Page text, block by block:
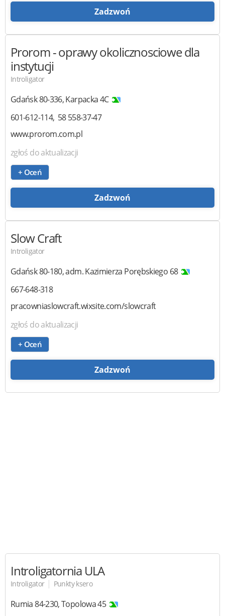
Zadzwoń
Prorom- oprawy okolicznosciowe dla
instytucji
Introligator
Gdańsk80-336,Karpacka 4C
601-612-114 58 558-37-47
www.prorom.com.pl
zgłoś do aktualizacji
+ Oceń
Zadzwoń
Slow Craft
Introligator
Gdańsk80-180,adm. Kazimierza Porębskiego 68
667-648-318
pracowniaslowcraft.wixsite.com/slowcraft
zgłoś do aktualizacji
+ Oceń
Zadzwoń
Introligatornia ULA
Introligator | Punkty ksero
Rumia84-230,Topolowa 45